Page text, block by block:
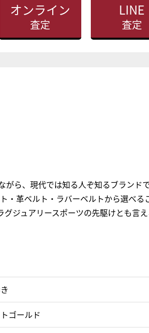
オンライン
査定
LINE
査定
ら、現代では知る人ぞ知るブランド
・革ベルト・ラバーベルトから選べる
ジュアリースポーツの先駆けとも言
ゴールド